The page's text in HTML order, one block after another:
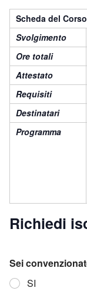
Scheda del Corso
Svolgimento
Ore totali
Attestato
Requisiti
Destinatari
Programma
Richiedi
Sei
SI